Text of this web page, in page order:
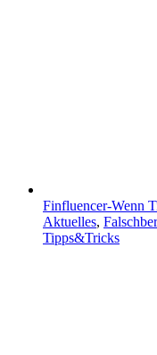
Finfluencer-Wenn
Aktuelles,
Tipps&Tricks